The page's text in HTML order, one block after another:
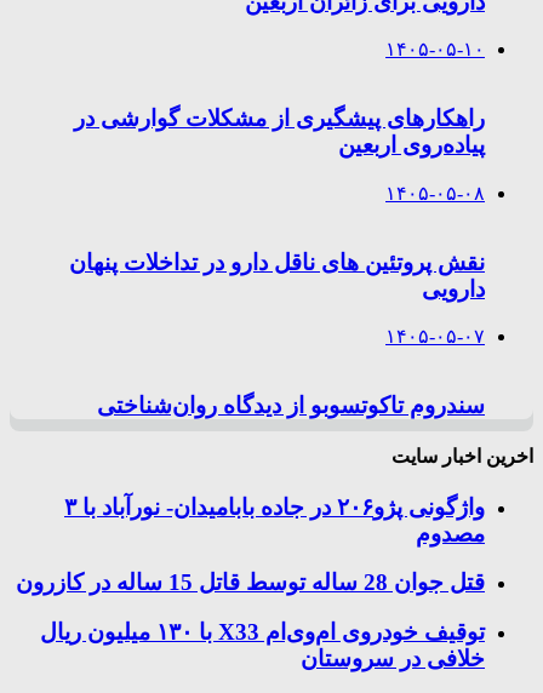
۱۴۰۵-۰۵-۱۰
راهکارهای پیشگیری از مشکلات گوارشی در
پیاده‌روی اربعین
۱۴۰۵-۰۵-۰۸
نقش پروتئین های ناقل دارو در تداخلات پنهان
دارویی
۱۴۰۵-۰۵-۰۷
سندروم تاکوتسوبو از دیدگاه روان‌شناختی
اخرین اخبار سایت
واژگونی پژو۲۰۶ در جاده بابامیدان- نورآباد با ۳
مصدوم
قتل جوان 28 ساله توسط قاتل 15 ساله در کازرون
توقیف خودروی ام‌وی‌ام X33 با ۱۳۰ میلیون ریال
خلافی در سروستان